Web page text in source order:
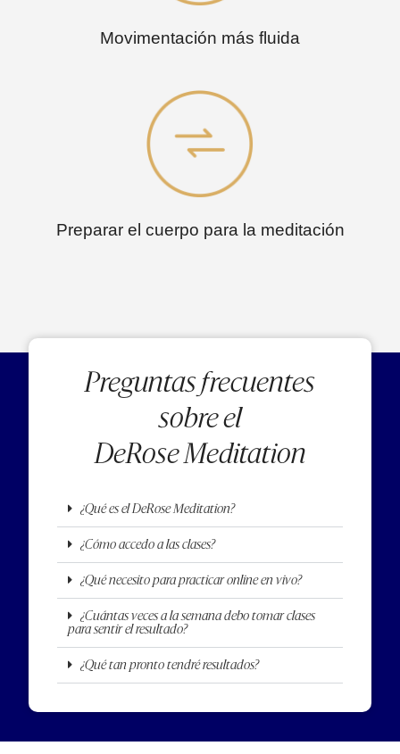
Movimentación más fluida
Preparar el cuerpo para la meditación
Preguntas frecuentes
sobre el
DeRose Meditation
¿Qué es el DeRose Meditation?
¿Cómo accedo a las clases?
¿Qué necesito para practicar online en vivo?
¿Cuántas veces a la semana debo tomar clases
para sentir el resultado?
¿Qué tan pronto tendré resultados?